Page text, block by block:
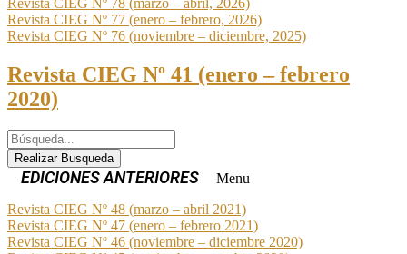
Revista CIEG Nº 77 (enero – febrero, 2026)
Revista CIEG Nº 76 (noviembre – diciembre, 2025)
Revista CIEG Nº 41 (enero – febrero
2020)
Realizar Busqueda
Menu
Revista CIEG Nº 46 (noviembre – diciembre 2020)
Revista CIEG Nº 47 (enero – febrero 2021)
Revista CIEG Nº 48 (marzo – abril 2021)